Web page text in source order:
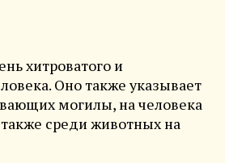
хитроватого и
Оно также указывает
могилы, на человека
среди животных на